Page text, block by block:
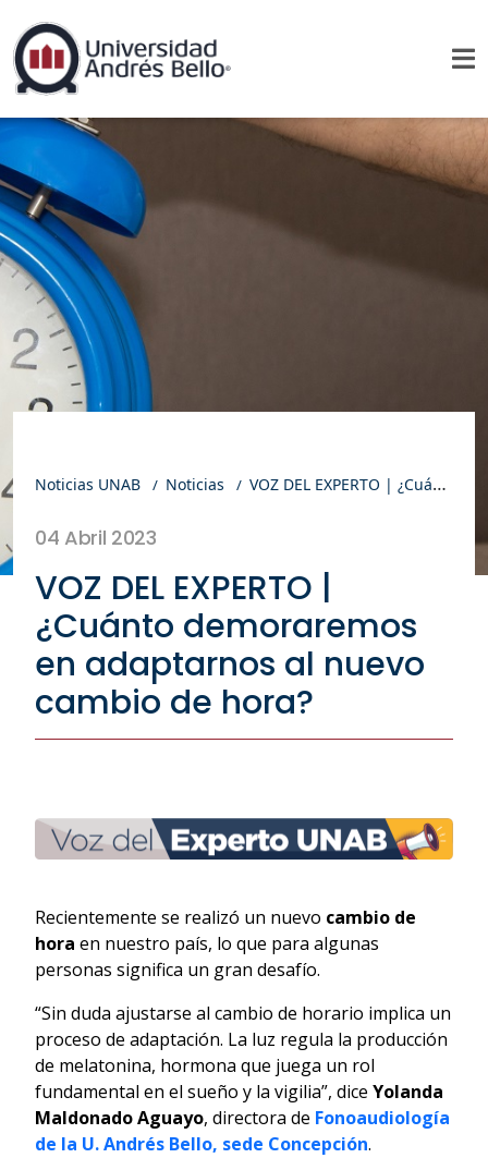
Noticias UNAB Noticias VOZ DEL EXPERTO | ¿Cuánto demoraremos en adaptarnos al nuevo cambio de hora?
04 Abril 2023
VOZ DEL EXPERTO |
¿Cuánto demoraremos
en adaptarnos al nuevo
cambio de hora?
Recientemente se realizó un nuevo cambio de
hora en nuestro país, lo que para algunas
personas significa un gran desafío.
“Sin duda ajustarse al cambio de horario implica un
proceso de adaptación. La luz regula la producción
de melatonina, hormona que juega un rol
fundamental en el sueño y la vigilia”, dice Yolanda
Maldonado Aguayo, directora de Fonoaudiología
de la U. Andrés Bello, sede Concepción.